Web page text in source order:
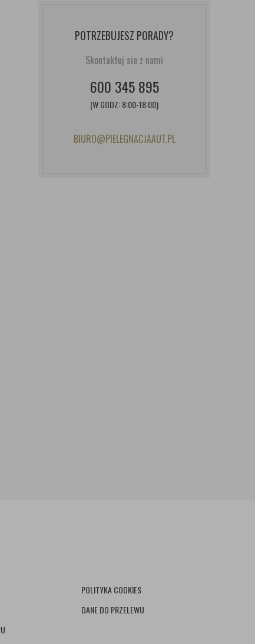
POTRZEBUJESZ PORADY?
Skontaktuj sie z nami
600 345 895
(W GODZ: 8:00-18:00)
BIURO@PIELEGNACJAAUT.PL
POLITYKA COOKIES
DANE DO PRZELEWU